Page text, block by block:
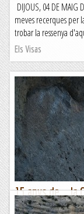
DIJOUS, 04 DE
meves recerques per
trobar la ressenya
Els Visas
15 anys de... la
Sud.